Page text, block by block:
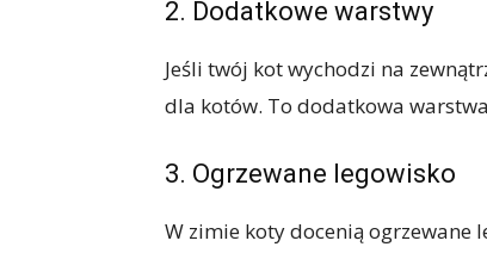
2. Dodatkowe warstwy
Jeśli twój kot wychodzi na
dla kotów. To dodatkowa
3. Ogrzewane legowisko
W zimie koty docenią ogrzewane